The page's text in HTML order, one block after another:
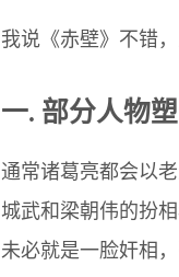
我说《赤壁》不错
一. 部分人物
通常诸葛亮都会以
城武和梁朝伟的扮
未必就是一脸奸相